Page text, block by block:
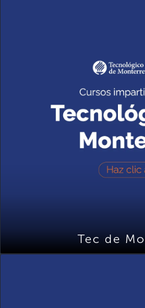
Tec de